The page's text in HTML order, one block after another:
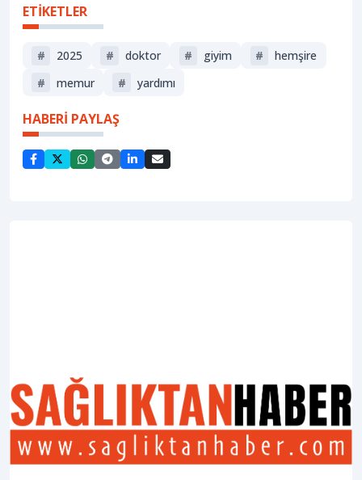
ETİKETLER
# 2025 # doktor # giyim #
hemşire
#
memur # yardımı
HABERİ PAYLAŞ